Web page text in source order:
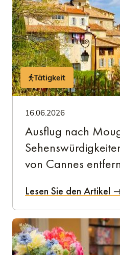
Tätigkeit
16.06.2026
Ausflug nach
von Cannes
Lesen Sie den Artikel